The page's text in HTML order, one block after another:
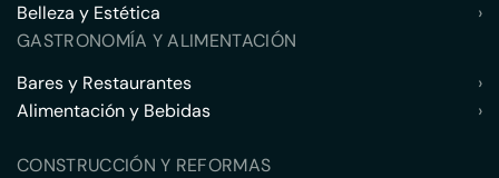
Belleza y Estética
›
GASTRONOMÍA Y ALIMENTACIÓN
Bares y Restaurantes
›
Alimentación y Bebidas
›
CONSTRUCCIÓN Y REFORMAS